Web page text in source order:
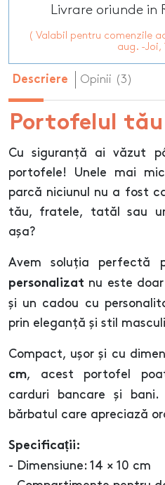
Livrare oriunde in
( Valabil pentru comenzile
aug. -Joi,
Descriere Opinii (3)
Portofelul
Cu siguranță ai văzut
portofele! Unele mai
parcă niciunul nu a fost
tău, fratele, tatăl sau
așa?
Avem soluția perfectă
personalizat nu este
și un cadou cu
prin eleganță și stil
Compact, ușor și cu
cm, acest portofel
carduri bancare și
bărbatul care apreciază
Specificații:
- Dimensiune: 14 × 10 cm